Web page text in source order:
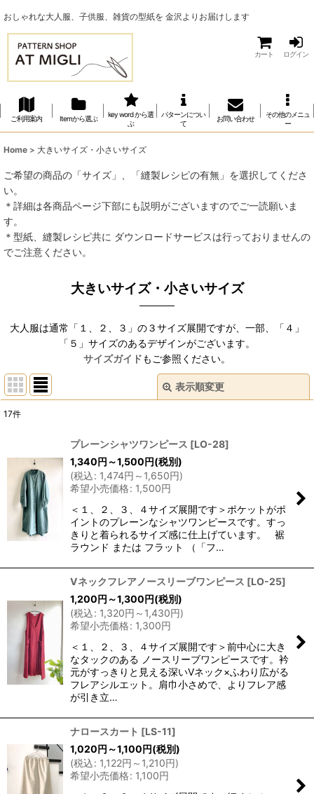
おしゃれな大人服、子供服、雑貨の型紙を 金沢よりお届けします
カート ログイン
ご利用案内 Itemから選ぶ
key word から選
ぶ
パターンについ
て
お問い合わせ
その他のメニュ
ー
Home > 大きいサイズ・小さいサイズ
ご希望の商品の「サイズ」、「縫製レシピの有無」を選択してくださ
い。
＊詳細は各商品ページ下部にも説明がございますのでご一読願いま
す。
＊型紙、縫製レシピ共に ダウンロードサービスは行っておりませんの
でご注意ください。
大きいサイズ・小さいサイズ
大人服は通常「１、２、３」の３サイズ展開ですが、一部、「４」
「５」サイズのあるデザインがございます。
サイズガイドもご参照ください。
表示順変更
並び順
絞り込む
17件
プレーンシャツワンピース [LO-28]
1,340円 ～1,500円(税別)
(税込: 1,474円 ～1,650円)
希望小売価格: 1,500円
＜１、２、３、４サイズ展開です＞ポケットがポ
イントのプレーンなシャツワンピースです。すっ
きりと着られるサイズ感に仕上げています。 裾
ラウンド または フラット （「フ…
Vネックフレアノースリーブワンピース [LO-25]
1,200円 ～1,300円(税別)
(税込: 1,320円 ～1,430円)
希望小売価格: 1,300円
＜１、２、３、４サイズ展開です＞前中心に大き
なタックのある ノースリーブワンピースです。衿
元がすっきりと見える深いVネック×ふわり広がる
フレアシルエット。肩巾小さめで、よりフレア感
が引き立…
ナロースカート [LS-11]
1,020円 ～1,100円(税別)
(税込: 1,122円 ～1,210円)
希望小売価格: 1,100円